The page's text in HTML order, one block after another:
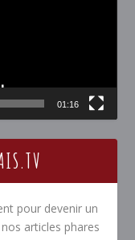
01:16
pour devenir un
articles phares